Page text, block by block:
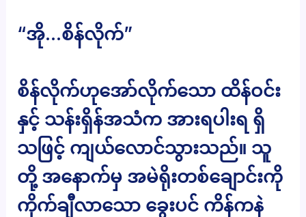
“အို…စိန်လိုက်”
စိန်လိုက်ဟုအော်လိုက်သော ထိန်ဝင်း
နှင့် သန်းရှိန်အသံက အားရပါးရ ရှိ
သဖြင့် ကျယ်လောင်သွားသည်။ သူ
တို့ အနောက်မှ အမဲရိုးတစ်ချောင်းကို
ကိုက်ချီလာသော ခွေးပင် ကိန်ကနဲ